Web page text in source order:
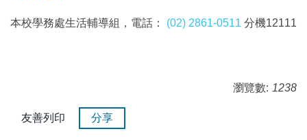
本校學務處生活輔導組，電話： (02) 2861-0511 分機12111
瀏覽數: 1238
友善列印 分享